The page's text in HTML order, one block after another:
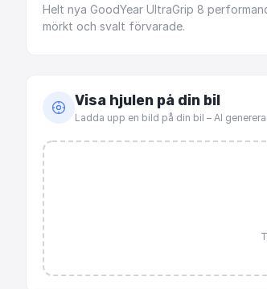
Helt nya GoodYear UltraGrip 8
mörkt och svalt förvarade.
Visa hjulen på din bil
Ladda upp en bild på din bil – AI